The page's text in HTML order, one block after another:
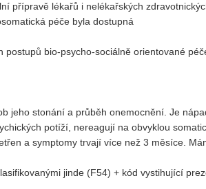
přípravě lékařů i nelékařských
péče byla dostupná
bio-psycho-sociálně orientované
jeho stonání a průběh onemocnění. Je
potíží, nereagují na obvyklou
a symptomy trvají více než 3 měsíce.
jinde (F54) + kód vystihující